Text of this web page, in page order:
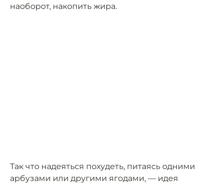
наоборот, накопить жира.
Так что надеяться похудеть, питаясь одними
арбузами или другими ягодами, — идея